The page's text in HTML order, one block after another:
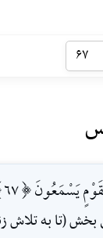
۶۷
يَسْمَعُونَ [67]
(تا به تلاش